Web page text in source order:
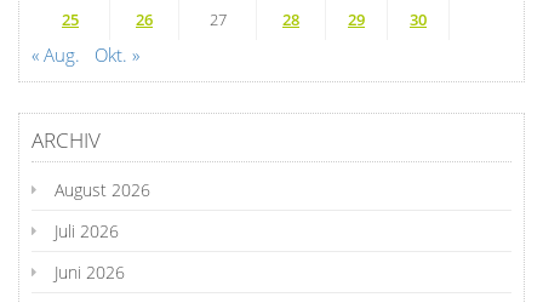
25
26 27 28 29 30
« Aug. Okt. »
ARCHIV
August 2026
Juli 2026
Juni 2026